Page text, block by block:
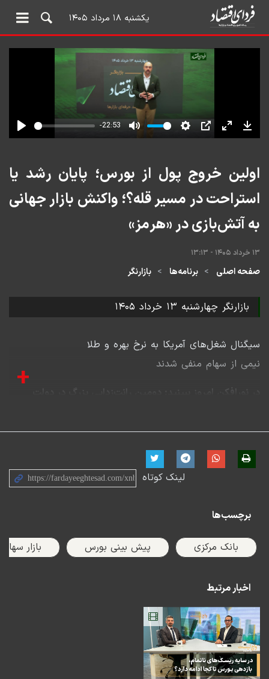
یکشنبه ۱۸ مرداد ۱۴۰۵
اولین خروج پول از بورس؛ پایان رشد یا
استراحت در مسیر قله؟؛ واکنش بازار جهانی
به آتش‌بازی در «هرمز»
۱۳ خرداد ۱۴۰۵ - ۱۳:۱۳
صفحه اصلی برنامه‌ها بازارنگر
بازارنگر چهارشنبه ۱۳ خرداد ۱۴۰۵
سیگنال شغل‌های آمریکا به نرخ بهره و طلا
نیمی از سهام منفی شدند
در نورافکن امروز ببینید: دومین رانت‌زدایی بزرگ در دولت
ظاهر آرام نرخ بهره اوراق دولتی در سال ۱۴۰۴
نرخ واقعی اوراق دولتی در مقایسه با نرخ دستوری
نرخ بهره دستوری چگونه و چقدر رانت ایجاد کرد؟
Play Mute Settings
PIP Enter
fullscreen
+
لینک کوتاه
برچسب‌ها
بانک مرکزی پیش بینی بورس بازار سهام
اخبار مرتبط